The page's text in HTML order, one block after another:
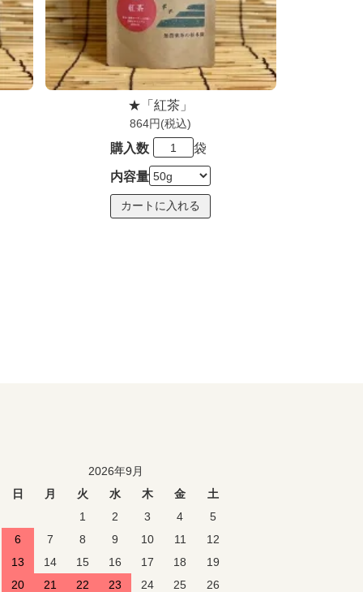
★「紅茶」
864円(税込)
購入数 袋
内容量
2026年9月
日
月 火 水 木 金
土
1
2 3 4
5
6
7 8 9 10 11
12
13
14 15 16 17 18
19
20
21 22 23 24 25 26